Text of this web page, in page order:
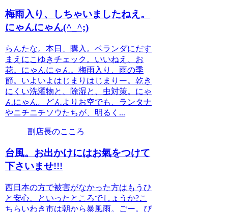
梅雨入り、しちゃいましたねえ。
にゃんにゃん(^_^;)
らんたな。本日、購入。ベランダにだす
まえにこゆきチェック。いいねえ、お
花。にゃんにゃん。梅雨入り、雨の季
節。いよいよはじまりはじまりー。乾き
にくい洗濯物と、除湿と、虫対策。にゃ
んにゃん。どんよりお空でも、ランタナ
やニチニチソウたちが、明るく...
副店長のこころ
台風。お出かけにはお氣をつけて
下さいませ!!!
西日本の方で被害がなかった方はもうひ
と安心、といったところでしょうか?こ
ちらいわき市は朝から暴風雨。ごー。ぴ